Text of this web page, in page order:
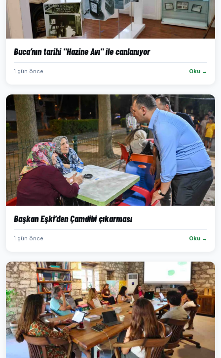
Buca’nın tarihi "Hazine Avı" ile canlanıyor
1 gün önce Oku →
Başkan Eşki’den Çamdibi çıkarması
1 gün önce Oku →